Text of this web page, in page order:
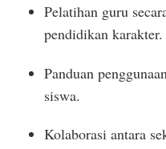
Pelatihan guru
pendidikan karakter.
Panduan
siswa.
Kolaborasi antara